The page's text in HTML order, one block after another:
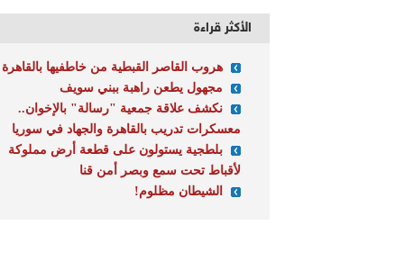
الأكثر قراءة
هروب القاصر القبطية من خاطفيها بالقاهرة
مجهول يطعن راهبة ببني سويف
نكشف علاقة جمعية "رسالة" بالإخوان..
معسكرات تدريب بالقاهرة والجهاد في سوريا
بلطجية يستولون على قطعة أرض مملوكة
لأقباط تحت سمع وبصر أمن قنا
الشيطان مظلوم!